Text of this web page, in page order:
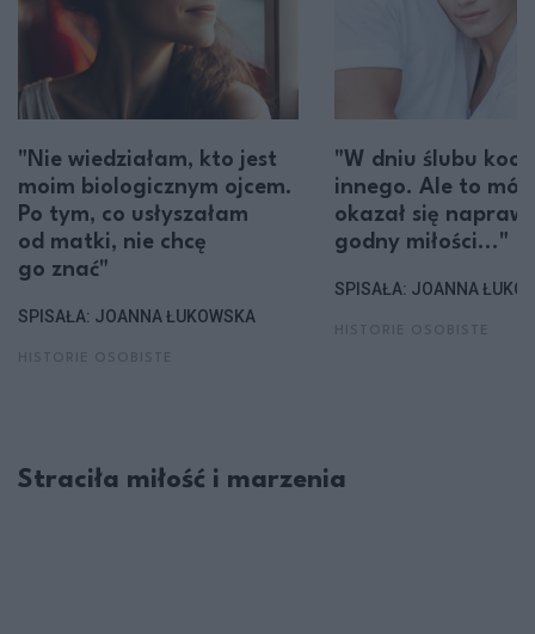
"Nie wiedziałam, kto jest
moim biologicznym ojcem.
Po tym, co usłyszałam
od matki, nie chcę
go znać"
SPISAŁA: JOANNA ŁUKOWSKA
"W dniu ślubu
innego. Ale to mój
okazał się
godny miłości..."
SPISAŁA: JOANNA
Straciła miłość i marzenia